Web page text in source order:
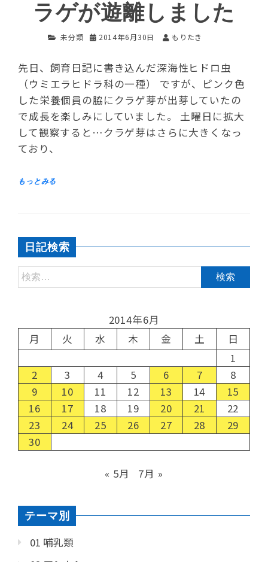
ラゲが遊離しました
未分類 2014年6月30日 もりたき
先日、飼育日記に書き込んだ深海性ヒドロ虫
（ウミエラヒドラ科の一種） ですが、ピンク色
した栄養個員の脇にクラゲ芽が出芽していたの
で成長を楽しみにしていました。 土曜日に拡大
して観察すると…クラゲ芽はさらに大きくなっ
ており、
日記検索
2014年6月
月
火 水 木 金 土
日
1
2
3 4 5 6 7
8
9
10 11 12 13 14
15
16
17 18 19 20 21
22
23
24 25 26 27 28
29
30
« 5月 7月 »
テーマ別
01 哺乳類